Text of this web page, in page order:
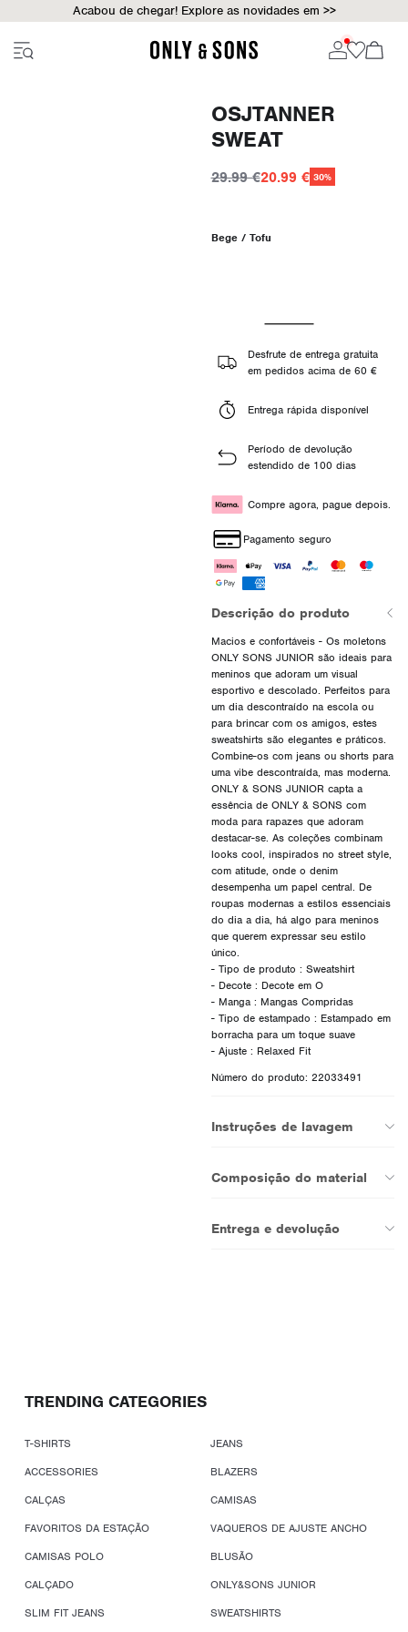
Acabou de chegar! Explore as novidades em >>
OSJTANNER
SWEAT
29.99 €20.99 € 30%
Bege / Tofu
Desfrute de entrega gratuita
em pedidos acima de 60 €
Entrega rápida disponível
Período de devolução
estendido de 100 dias
Compre agora, pague depois.
Pagamento seguro
Descrição do produto
Macios e confortáveis - Os moletons
ONLY SONS JUNIOR são ideais para
meninos que adoram um visual
esportivo e descolado. Perfeitos para
um dia descontraído na escola ou
para brincar com os amigos, estes
sweatshirts são elegantes e práticos.
Combine-os com jeans ou shorts para
uma vibe descontraída, mas moderna.
ONLY & SONS JUNIOR capta a
essência de ONLY & SONS com
moda para rapazes que adoram
destacar-se. As coleções combinam
looks cool, inspirados no street style,
com atitude, onde o denim
desempenha um papel central. De
roupas modernas a estilos essenciais
do dia a dia, há algo para meninos
que querem expressar seu estilo
único.
- Tipo de produto : Sweatshirt
- Decote : Decote em O
- Manga : Mangas Compridas
- Tipo de estampado : Estampado em
borracha para um toque suave
- Ajuste : Relaxed Fit
Número do produto: 22033491
Instruções de lavagem
Composição do material
Entrega e devolução
TRENDING CATEGORIES
T-SHIRTS
JEANS
ACCESSORIES
BLAZERS
CALÇAS
CAMISAS
FAVORITOS DA ESTAÇÃO
VAQUEROS DE AJUSTE ANCHO
CAMISAS POLO
BLUSÃO
CALÇADO
ONLY&SONS JUNIOR
SLIM FIT JEANS
SWEATSHIRTS